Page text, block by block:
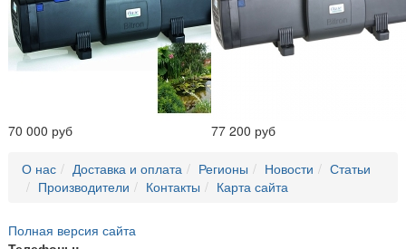
70 000 руб 77 200 руб
О нас Доставка и оплата Регионы Новости
Статьи
Производители
Контакты Карта сайта
Полная версия сайта